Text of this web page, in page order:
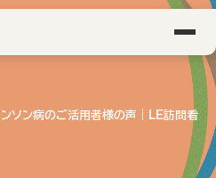
ソン病のご活用者様の声｜LE訪問看